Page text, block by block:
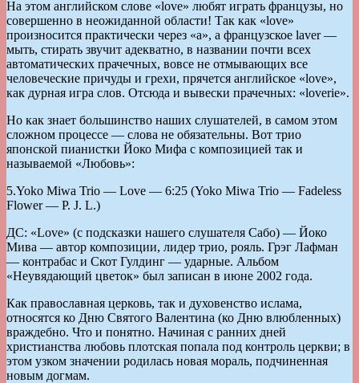
На этом английском слове «love» любят играть французы, но
совершенно в неожиданной области! Так как «love»
произносится практически через «а», а французское laver —
мыть, стирать звучит адекватно, в названии почти всех
автоматических прачечных, вовсе не отмывающих все
человеческие причуды и грехи, прячется английское «love»,
как дурная игра слов. Отсюда и вывески прачечных: «loverie».
Но как знает большинство наших слушателей, в самом этом
сложном процессе — слова не обязательны. Вот трио
японской пианистки Йоко Мифа с композицией так и
называемой «Любовь»:
5.Yoko Miwa Trio — Love — 6:25 (Yoko Miwa Trio — Fadeless
Flower — P. J. L.)
ДС: «Love» (с подсказки нашего слушателя Сабо) — Йоко
Мива — автор композиции, лидер трио, рояль. Грэг Лафман
— контрабас и Скот Гулдинг — ударные. Альбом
«Неувядающий цветок» был записан в июне 2002 года.
Как православная церковь, так и духовенство ислама,
относятся ко Дню Святого Валентина (ко Дню влюбленных)
враждебно. Что и понятно. Начиная с ранних дней
христианства любовь плотская попала под контроль церкви; в
этом узком значении родилась новая мораль, подчиненная
новым догмам.